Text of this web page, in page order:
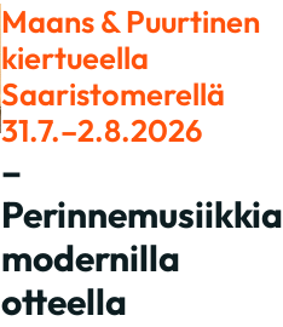
Maans & Puurtinen
kiertueella
Saaristomerellä
31.7.–2.8.2026
–
Perinnemusiikkia
modernilla
otteella